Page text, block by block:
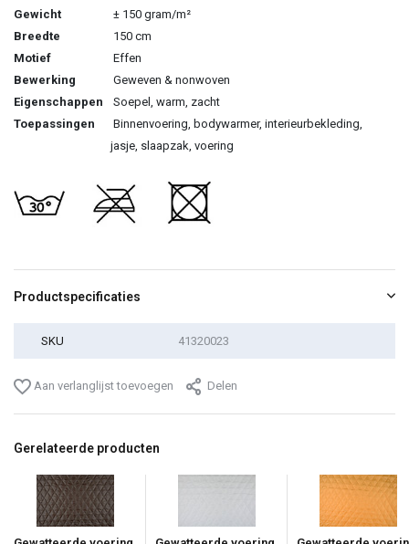
Gewicht
± 150 gram/m²
Breedte
150 cm
Motief
Effen
Bewerking
Geweven & nonwoven
Eigenschappen
Soepel, warm, zacht
Toepassingen
Binnenvoering, bodywarmer, interieurbekleding,
jasje, slaapzak, voering
Productspecificaties
SKU 41320023
Aan verlanglijst toevoegen Delen
Gerelateerde producten